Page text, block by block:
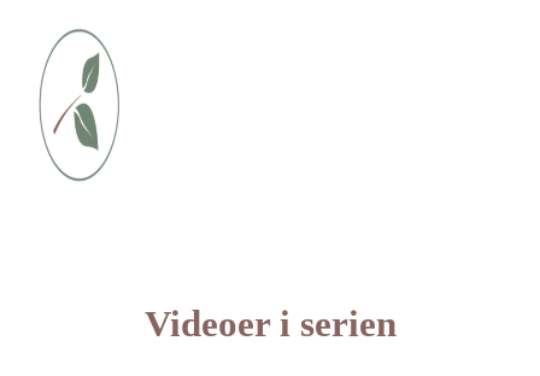
Videoer i serien